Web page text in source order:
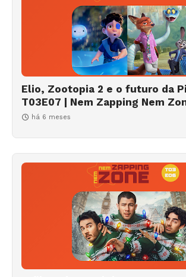
Elio, Zootopia 2 e o futuro da
T03E07 | Nem Zapping Nem
há 6 meses